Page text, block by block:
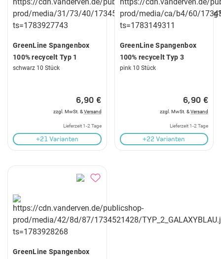
GreenLine Spangenbox
100% recycelt Typ 1
schwarz 10 Stück
6,90 €
zzgl. MwSt. &Versand
Lieferzeit 1-2 Tage
+21 Varianten
GreenLine Spangenbox
100% recycelt Typ 3
pink 10 Stück
6,90 €
zzgl. MwSt. &Versand
Lieferzeit 1-2 Tage
+22 Varianten
GreenLine Spangenbox